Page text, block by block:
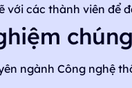
với các thành viên để
ngành Công nghệ